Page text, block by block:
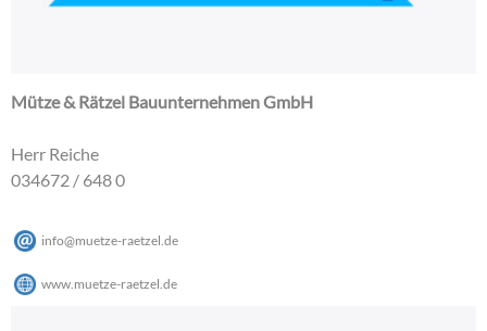
Mütze & Rätzel Bauunternehmen GmbH
Herr Reiche
034672 / 648 0
info@muetze-raetzel.de
www.muetze-raetzel.de